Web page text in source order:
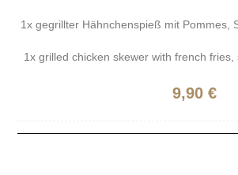
1x gegrillter Hähnchenspieß mit Pommes,
1x grilled chicken skewer with french
9,90 €